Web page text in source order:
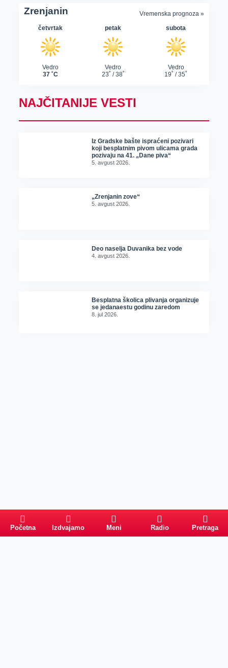
NAJČITANIJE VESTI
Iz Gradske bašte ispraćeni pozivari
koji besplatnim pivom ulicama grada
pozivaju na 41. „Dane piva“
5. avgust 2026.
„Zrenjanin zove“
5. avgust 2026.
Deo naselja Duvanika bez vode
4. avgust 2026.
Besplatna školica plivanja organizuje
se jedanaestu godinu zaredom
8. jul 2026.
Početna Izdvajamo Meni Radio Pretraga